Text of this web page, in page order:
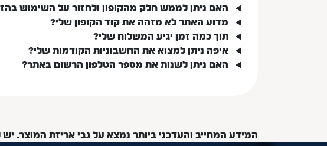
האם ניתן לממש חלק מהקופון ולחזור על השימוש
מדוע האתר לא מזהה את קוד הקופון שלי?
תוך כמה זמן יגיע המשלוח שלי?
איפה ניתן למצוא את החשבוניות הקודמות שלי?
האם ניתן לשנות את מספר הטלפון הרשום באתר?
המידע המחייב והעדכני ביותר נמצא על גבי אריזת המוצר.